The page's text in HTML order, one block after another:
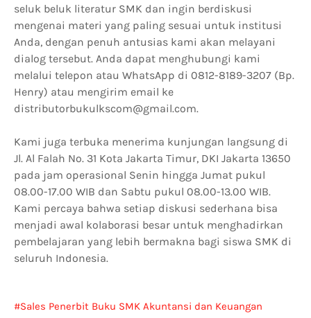
seluk beluk literatur SMK dan ingin berdiskusi
mengenai materi yang paling sesuai untuk institusi
Anda, dengan penuh antusias kami akan melayani
dialog tersebut. Anda dapat menghubungi kami
melalui telepon atau WhatsApp di 0812-8189-3207 (Bp.
Henry) atau mengirim email ke
distributorbukulkscom@gmail.com.
Kami juga terbuka menerima kunjungan langsung di
Jl. Al Falah No. 31 Kota Jakarta Timur, DKI Jakarta 13650
pada jam operasional Senin hingga Jumat pukul
08.00-17.00 WIB dan Sabtu pukul 08.00-13.00 WIB.
Kami percaya bahwa setiap diskusi sederhana bisa
menjadi awal kolaborasi besar untuk menghadirkan
pembelajaran yang lebih bermakna bagi siswa SMK di
seluruh Indonesia.
Sales Penerbit Buku SMK Akuntansi dan Keuangan